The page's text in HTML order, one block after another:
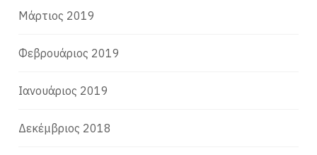
Μάρτιος 2019
Φεβρουάριος 2019
Ιανουάριος 2019
Δεκέμβριος 2018